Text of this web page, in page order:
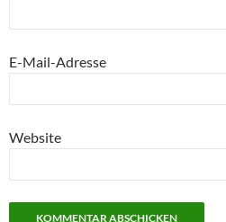
E-Mail-Adresse
Website